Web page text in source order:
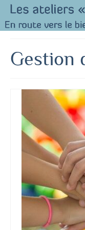
Gestion